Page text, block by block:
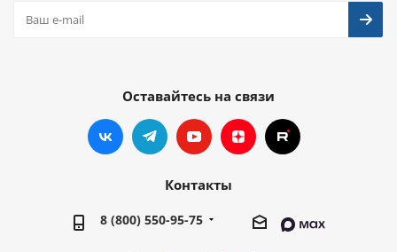
Оставайтесь на связи
Контакты
8 (800) 550-95-75